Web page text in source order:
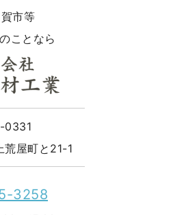
賀市等
ことなら
0331
荒屋町と21-1
3258